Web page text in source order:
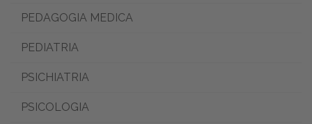
PEDAGOGIA MEDICA
PEDIATRIA
PSICHIATRIA
PSICOLOGIA